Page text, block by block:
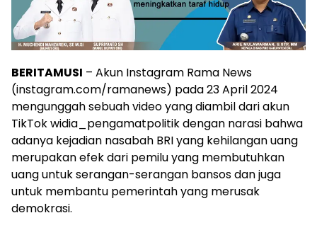
BERITAMUSI – Akun Instagram Rama News
(instagram.com/ramanews) pada 23 April 2024
mengunggah sebuah video yang diambil dari akun
TikTok widia_pengamatpolitik dengan narasi bahwa
adanya kejadian nasabah BRI yang kehilangan uang
merupakan efek dari pemilu yang membutuhkan
uang untuk serangan-serangan bansos dan juga
untuk membantu pemerintah yang merusak
demokrasi.